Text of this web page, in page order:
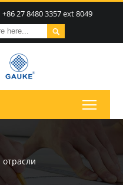
+86 27 8480 3357 ext 8049

отрасли